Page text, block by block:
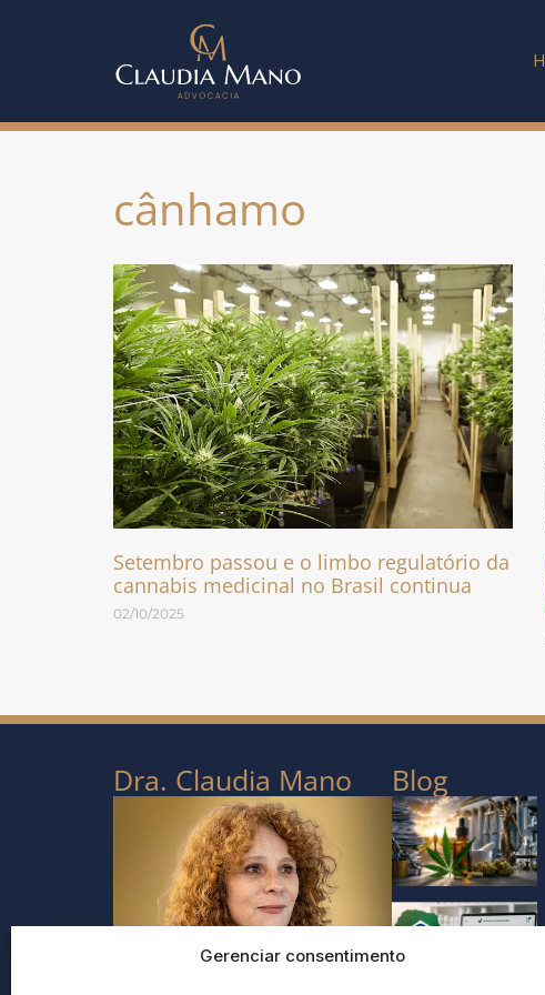
Gerenciar consentimento
cânhamo
Setembro passou e o limbo regulatório da
cannabis medicinal no Brasil continua
02/10/2025
Dra. Claudia Mano Blog